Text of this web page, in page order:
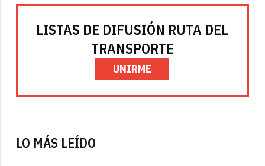
LISTAS DE DIFUSIÓN RUTA DEL
TRANSPORTE
UNIRME
LO MÁS LEÍDO